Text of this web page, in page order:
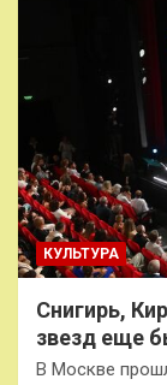
КУЛЬТУРА
Снигирь,
звезд еще
В Москве